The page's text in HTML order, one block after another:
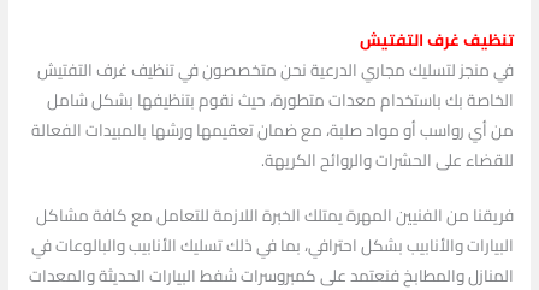
تنظيف غرف التفتيش
في منجز لتسليك مجاري الدرعية نحن متخصصون في تنظيف غرف التفتيش
الخاصة بك باستخدام معدات متطورة، حيث نقوم بتنظيفها بشكل شامل
من أي رواسب أو مواد صلبة، مع ضمان تعقيمها ورشها بالمبيدات الفعالة
للقضاء على الحشرات والروائح الكريهة.
فريقنا من الفنيين المهرة يمتلك الخبرة اللازمة للتعامل مع كافة مشاكل
البيارات والأنابيب بشكل احترافي، بما في ذلك تسليك الأنابيب والبالوعات في
المنازل والمطابخ فنعتمد على كمبروسرات شفط البيارات الحديثة والمعدات